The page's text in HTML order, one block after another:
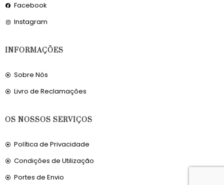
Facebook
Instagram
INFORMAÇÕES
Sobre Nós
Livro de Reclamações
OS NOSSOS SERVIÇOS
Política de Privacidade
Condições de Utilização
Portes de Envio